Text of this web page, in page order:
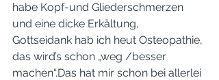
habe Kopf-und Gliederschmerzen
und eine dicke Erkältung,
Gottseidank hab ich heut Osteopathie,
das wird’s schon „weg /besser
machen“.Das hat mir schon bei allerlei